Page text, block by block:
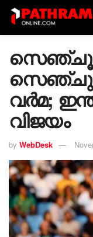
വര്‍മ;
വിജയം
by WebDesk